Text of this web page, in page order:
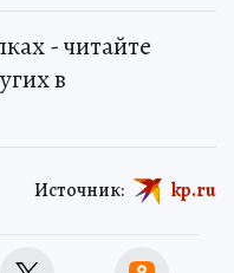
- читайте
в
Источник: kp.ru